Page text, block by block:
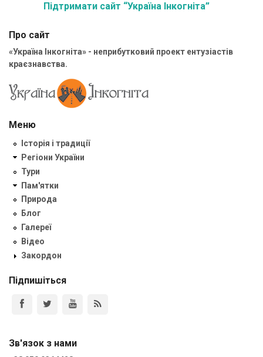
Підтримати сайт “Україна Інкогніта”
Про сайт
«Україна Інкогніта» - неприбутковий проект ентузіастів
краєзнавства.
Меню
Історія і традиції
Регіони України
Тури
Пам'ятки
Природа
Блог
Галереї
Відео
Закордон
Підпишіться
Зв'язок з нами